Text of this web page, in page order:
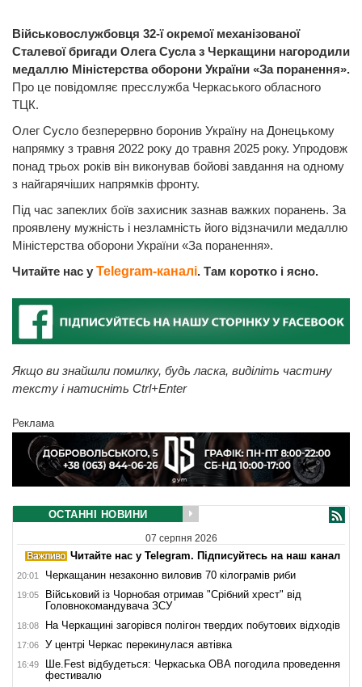
Військовослужбовця 32-ї окремої механізованої
Сталевої бригади Олега Сусла з Черкащини нагородили
медаллю Міністерства оборони України «За поранення».
Про це повідомляє пресслужба Черкаського обласного
ТЦК.
Олег Сусло безперервно боронив Україну на Донецькому
напрямку з травня 2022 року до травня 2025 року. Упродовж
понад трьох років він виконував бойові завдання на одному
з найгарячіших напрямків фронту.
Під час запеклих боїв захисник зазнав важких поранень. За
проявлену мужність і незламність його відзначили медаллю
Міністерства оборони України «За поранення».
Читайте нас у Telegram-каналі. Там коротко і ясно.
Якщо ви знайшли помилку, будь ласка, виділіть частину
тексту і натисніть Ctrl+Enter
Реклама
ОСТАННІ НОВИНИ
07 серпня 2026
Читайте нас у Telegram. Підписуйтесь на наш канал
20:01 Черкащанин незаконно виловив 70 кілограмів риби
19:05
Військовий із Чорнобая отримав "Срібний хрест" від
Головнокомандувача ЗСУ
18:08 На Черкащині загорівся полігон твердих побутових відходів
17:06 У центрі Черкас перекинулася автівка
16:49
Ше.Fest відбудеться: Черкаська ОВА погодила проведення
фестивалю